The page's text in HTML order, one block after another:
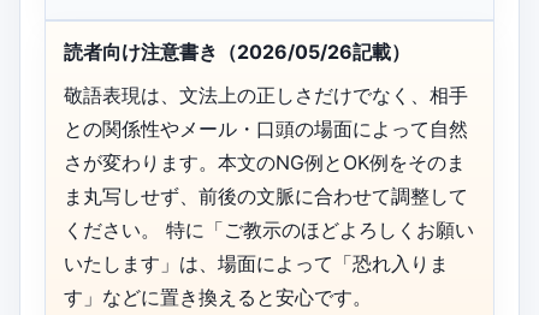
読者向け注意書き（2026/05/26記載）
敬語表現は、文法上の正しさだけでなく、相手
との関係性やメール・口頭の場面によって自然
さが変わります。本文のNG例とOK例をそのま
ま丸写しせず、前後の文脈に合わせて調整して
ください。 特に「ご教示のほどよろしくお願い
いたします」は、場面によって「恐れ入りま
す」などに置き換えると安心です。